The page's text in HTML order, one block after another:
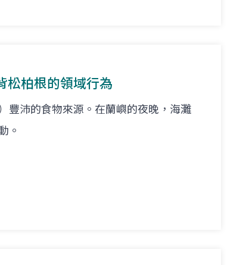
松柏根的領域行為
豐沛的食物來源。在蘭嶼的夜晚，海灘
。